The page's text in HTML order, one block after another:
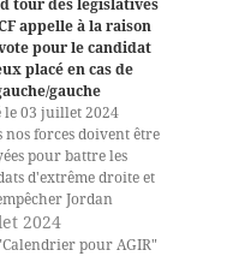
tour des législatives
appelle à la raison
pour le candidat
placé en cas de
gauche
le 03 juillet 2024
nos forces doivent être
pour battre les
d'extrême droite et
Jordan
de disposer d’une
absolue. La forte
2024
pour AGIR"